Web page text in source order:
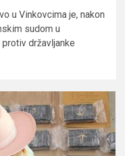
u Vinkovcima je, nakon
sudom u
državljanke